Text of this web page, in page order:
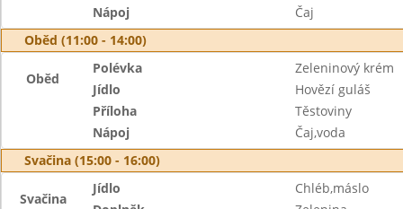
Nápoj
Čaj
Oběd (11:00 - 14:00)
Oběd
Polévka
Zeleninový krém
Jídlo
Hovězí guláš
Příloha
Těstoviny
Nápoj
Čaj,voda
Svačina (15:00 - 16:00)
Svačina
Jídlo
Chléb,máslo